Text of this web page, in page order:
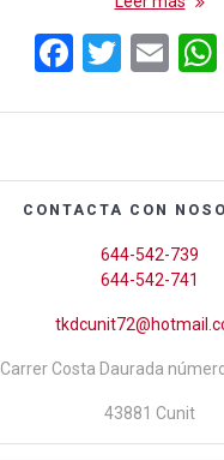
F
b
o
o
k
T
er
E
CONTACTA CON
644-542-739
644-542-741
Carrer Costa Daurada
43881 Cunit